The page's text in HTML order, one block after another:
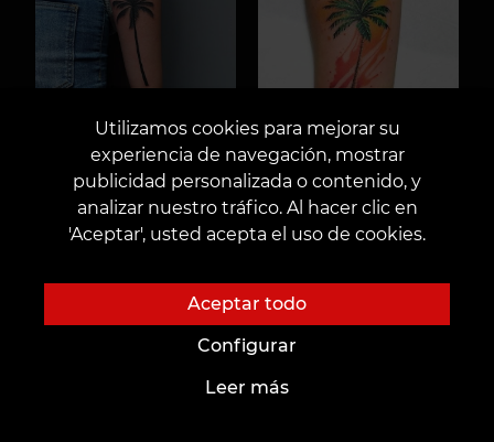
Utilizamos cookies para mejorar su
experiencia de navegación, mostrar
publicidad personalizada o contenido, y
analizar nuestro tráfico. Al hacer clic en
'Aceptar', usted acepta el uso de cookies.
Aceptar todo
Configurar
Leer más